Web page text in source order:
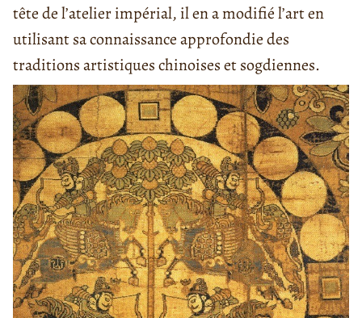
tête de l’atelier impérial, il en a modifié l’art en
utilisant sa connaissance approfondie des
traditions artistiques chinoises et sogdiennes.